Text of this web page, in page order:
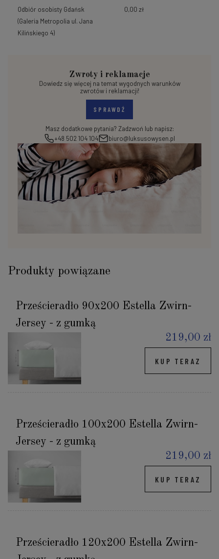
Odbiór osobisty Gdańsk
(Galeria Metropolia ul. Jana
Kilińskiego 4)
0,00 zł
Zwroty i reklamacje
Dowiedz się więcej na temat wygodnych warunków
zwrotów i reklamacji!
SPRAWDŹ
Masz dodatkowe pytania? Zadzwoń lub napisz:
+48 502 104 104
biuro@luksusowysen.pl
Produkty powiązane
Prześcieradło 90x200 Estella Zwirn-
Jersey - z gumką
219,00 zł
KUP TERAZ
Prześcieradło 100x200 Estella Zwirn-
Jersey - z gumką
219,00 zł
KUP TERAZ
Prześcieradło 120x200 Estella Zwirn-